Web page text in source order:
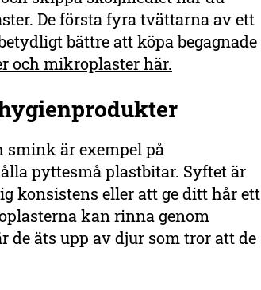
De första fyra tvättarna av ett
bättre att köpa begagnade
och mikroplaster här.
smink är exempel på
pyttesmå plastbitar. Syftet är
konsistens eller att ge ditt hår ett
kan rinna genom
de äts upp av djur som tror att de